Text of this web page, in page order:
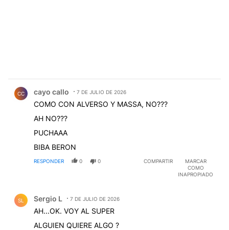
CC cayo callo 7 DE JULIO DE 2026
COMO CON ALVERSO Y MASSA, NO???
AH NO???
PUCHAAA
BIBA BERON
RESPONDER 0 0 COMPARTIR
MARCAR
COMO
INAPROPIADO
SL Sergio L 7 DE JULIO DE 2026
AH...OK. VOY AL SUPER
ALGUIEN QUIERE ALGO ?